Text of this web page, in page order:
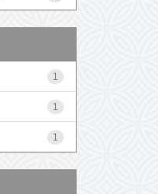
1
1
1